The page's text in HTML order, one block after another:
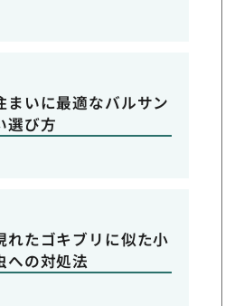
まいに最適なバルサン
選び方
れたゴキブリに似た小
への対処法